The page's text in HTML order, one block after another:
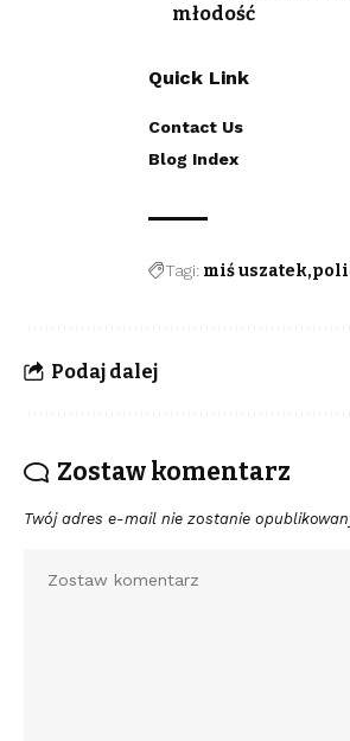
młodość
Quick Link
Contact Us
Blog Index
Tagi: miś uszatek
Podaj dalej
Zostaw komentarz
Twój adres e-mail nie zostanie